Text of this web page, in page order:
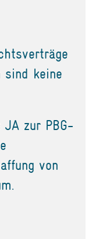
sind keine
zur PBG-
von